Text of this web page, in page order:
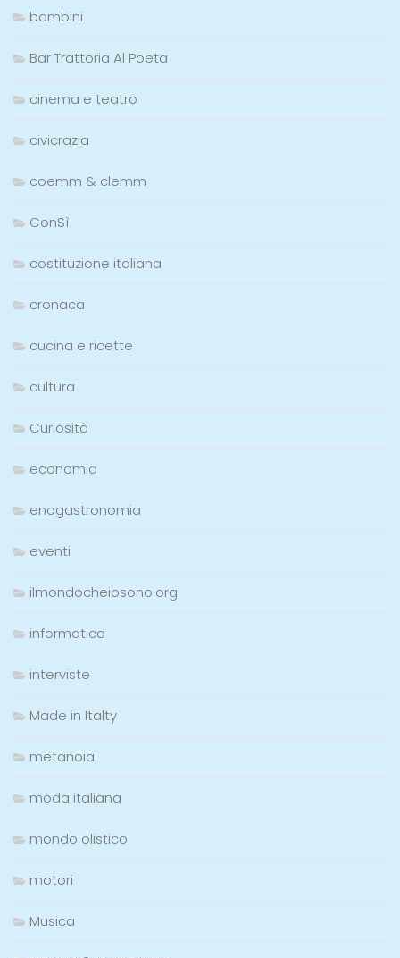
bambini
Bar Trattoria Al Poeta
cinema e teatro
civicrazia
coemm & clemm
ConSì
costituzione italiana
cronaca
cucina e ricette
cultura
Curiosità
economia
enogastronomia
eventi
ilmondocheiosono.org
informatica
interviste
Made in Italty
metanoia
moda italiana
mondo olistico
motori
Musica